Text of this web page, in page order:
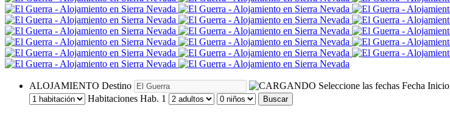
ALOJAMIENTO Destino Seleccione las fechas Fecha Inicio
Habitaciones Hab. 1 Buscar